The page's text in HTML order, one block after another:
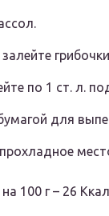
по 1 ст. л.
для
100 г – 26